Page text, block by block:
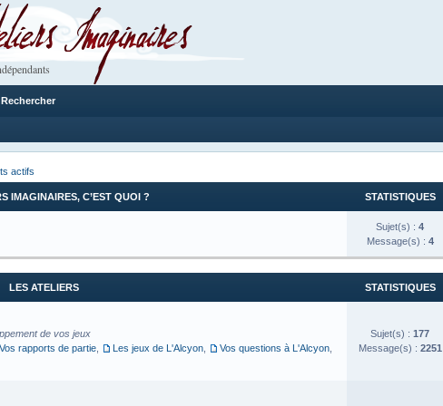
Rechercher
actifs
IMAGINAIRES, C’EST QUOI ? STATISTIQUES
Sujet(s) : 4
Message(s) : 4
LES ATELIERS STATISTIQUES
de vos jeux
Vos rapports de partie Les jeux de L'Alcyon Vos questions à L'Alcyon
Sujet(s) : 177
Message(s) : 2251